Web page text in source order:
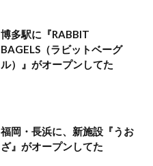
博多駅に『RABBIT
BAGELS（ラビットベーグ
ル）』がオープンしてた
福岡・長浜に、新施設『うお
ざ』がオープンしてた